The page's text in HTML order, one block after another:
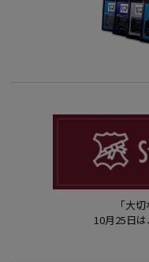
「大
10月25日は